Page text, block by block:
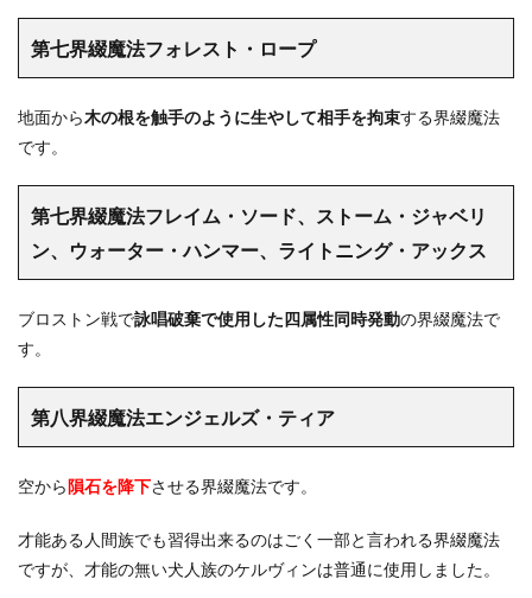
第七界綴魔法フォレスト・ロープ
地面から木の根を触手のように生やして相手を拘束する界綴魔法
です。
第七界綴魔法フレイム・ソード、ストーム・ジャベリ
ン、ウォーター・ハンマー、ライトニング・アックス
ブロストン戦で詠唱破棄で使用した四属性同時発動の界綴魔法で
す。
第八界綴魔法エンジェルズ・ティア
空から隕石を降下させる界綴魔法です。
才能ある人間族でも習得出来るのはごく一部と言われる界綴魔法
ですが、才能の無い犬人族のケルヴィンは普通に使用しました。